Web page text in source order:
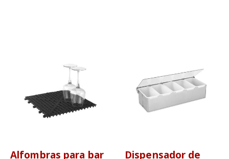
Alfombras para bar Dispensador de